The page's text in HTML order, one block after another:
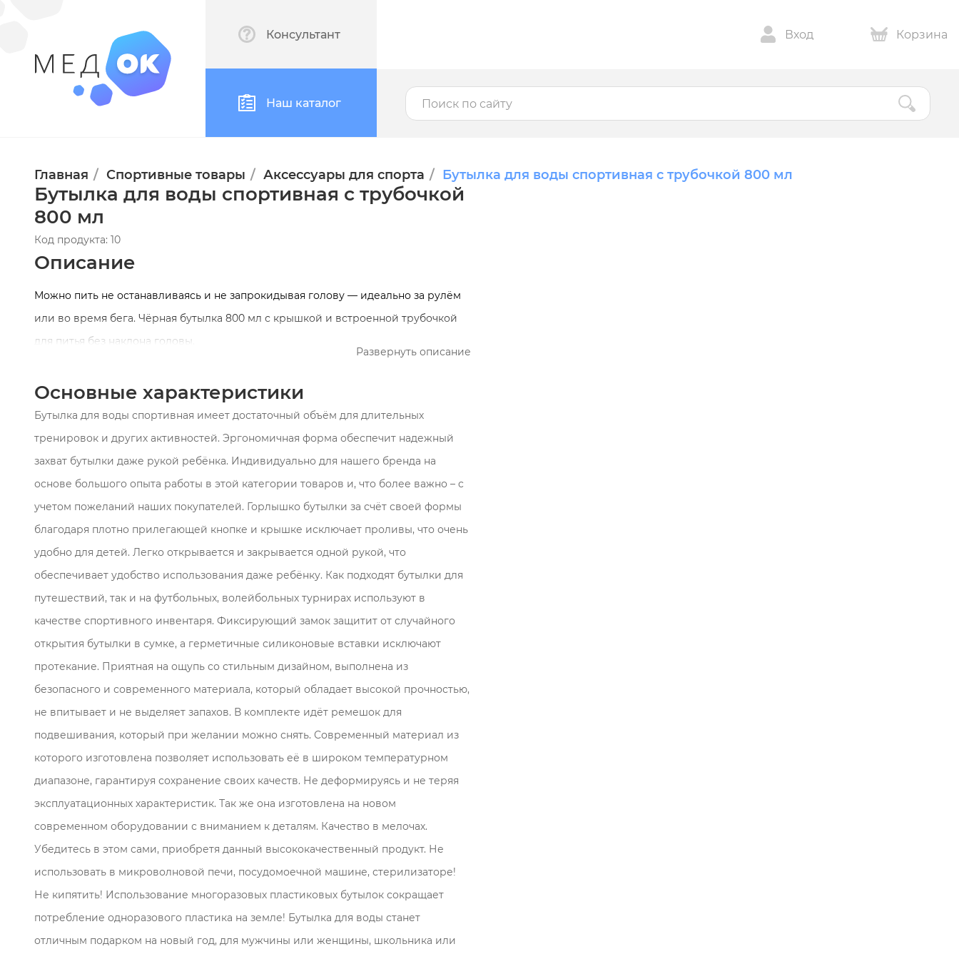
Консультант
Наш каталог
Вход Корзина
Главная Спортивные товары Аксессуары для спорта Бутылка для воды спортивная с трубочкой 800 мл
Бутылка для воды спортивная с трубочкой
800 мл
Код продукта: 10
Описание
Можно пить не останавливаясь и не запрокидывая голову — идеально за рулём
или во время бега. Чёрная бутылка 800 мл с крышкой и встроенной трубочкой
для питья без наклона головы.
Развернуть описание
Основные характеристики
Бутылка для воды спортивная имеет достаточный объём для длительных
тренировок и других активностей. Эргономичная форма обеспечит надежный
захват бутылки даже рукой ребёнка. Индивидуально для нашего бренда на
основе большого опыта работы в этой категории товаров и, что более важно – c
учетом пожеланий наших покупателей. Горлышко бутылки за счёт своей формы
благодаря плотно прилегающей кнопке и крышке исключает проливы, что очень
удобно для детей. Легко открывается и закрывается одной рукой, что
обеспечивает удобство использования даже ребёнку. Как подходят бутылки для
путешествий, так и на футбольных, волейбольных турнирах используют в
качестве спортивного инвентаря. Фиксирующий замок защитит от случайного
открытия бутылки в сумке, а герметичные силиконовые вставки исключают
протекание. Приятная на ощупь со стильным дизайном, выполнена из
безопасного и современного материала, который обладает высокой прочностью,
не впитывает и не выделяет запахов. В комплекте идёт ремешок для
подвешивания, который при желании можно снять. Современный материал из
которого изготовлена позволяет использовать её в широком температурном
диапазоне, гарантируя сохранение своих качеств. Не деформируясь и не теряя
эксплуатационных характеристик. Так же она изготовлена на новом
современном оборудовании с вниманием к деталям. Качество в мелочах.
Убедитесь в этом сами, приобретя данный высококачественный продукт. Не
использовать в микроволновой печи, посудомоечной машине, стерилизаторе!
Не кипятить! Использование многоразовых пластиковых бутылок сокращает
потребление одноразового пластика на земле! Бутылка для воды станет
отличным подарком на новый год, для мужчины или женщины, школьника или